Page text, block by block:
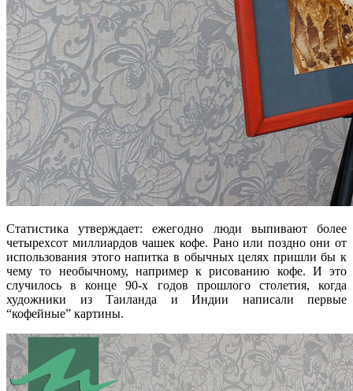
Статистика утверждает: ежегодно люди выпивают более
четырехсот миллиардов чашек кофе. Рано или поздно они от
использования этого напитка в обычных целях пришли бы к
чему то необычному, например к рисованию кофе. И это
случилось в конце 90-х годов прошлого столетия, когда
художники из Таиланда и Индии написали первые
“кофейные” картины.